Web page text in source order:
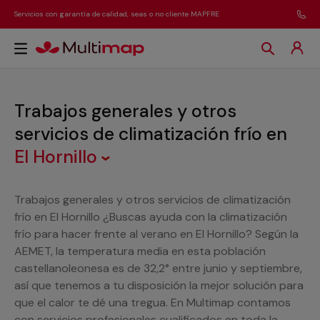
Servicios con garantía de calidad, seas o no cliente MAPFRE
Trabajos generales y otros
servicios de climatización frío en
El Hornillo
Trabajos generales y otros servicios de climatización
frío en El Hornillo ¿Buscas ayuda con la climatización
frío para hacer frente al verano en El Hornillo? Según la
AEMET, la temperatura media en esta población
castellanoleonesa es de 32,2° entre junio y septiembre,
así que tenemos a tu disposición la mejor solución para
que el calor te dé una tregua. En Multimap contamos